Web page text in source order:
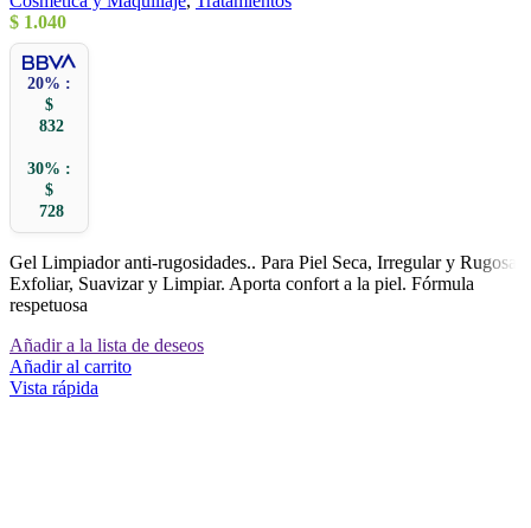
$ 1.040
20% :
$
832
30% :
$
728
Gel Limpiador anti-rugosidades.. Para Piel Seca, Irregular y Rugosa.
Exfoliar, Suavizar y Limpiar. Aporta confort a la piel. Fórmula
respetuosa
Añadir a la lista de deseos
Añadir al carrito
Vista rápida